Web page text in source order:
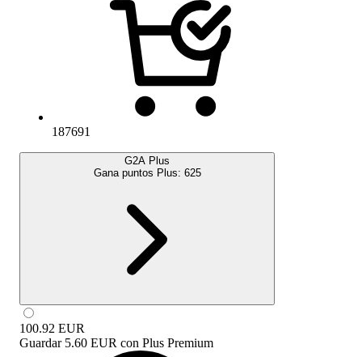
187691
G2A Plus
Gana puntos Plus: 625
100.92 EUR
Guardar 5.60 EUR con Plus Premium